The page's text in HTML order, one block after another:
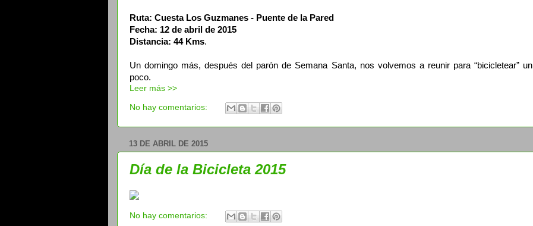
Ruta: Cuesta Los Guzmanes - Puente de la Pared
Fecha: 12 de abril de 2015
Distancia: 44 Kms.
Un domingo más, después del parón de Semana Santa, nos volvemos a reunir para “bicicletear” un
poco.
Leer más >>
No hay comentarios:
13 DE ABRIL DE 2015
Día de la Bicicleta 2015
No hay comentarios: